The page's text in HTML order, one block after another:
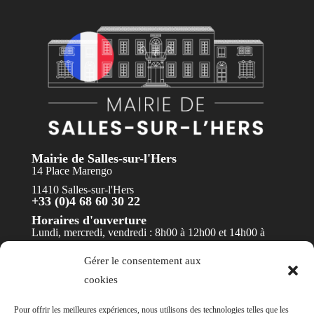
Gérer le consentement aux
cookies
Pour offrir les meilleures expériences, nous utilisons des technologies telles que les
Mairie de Salles-sur-l'Hers
14 Place Marengo
11410 Salles-sur-l'Hers
+33 (0)4 68 60 30 22
Horaires d'ouverture
Lundi, mercredi, vendredi : 8h00 à 12h00 et 14h00 à